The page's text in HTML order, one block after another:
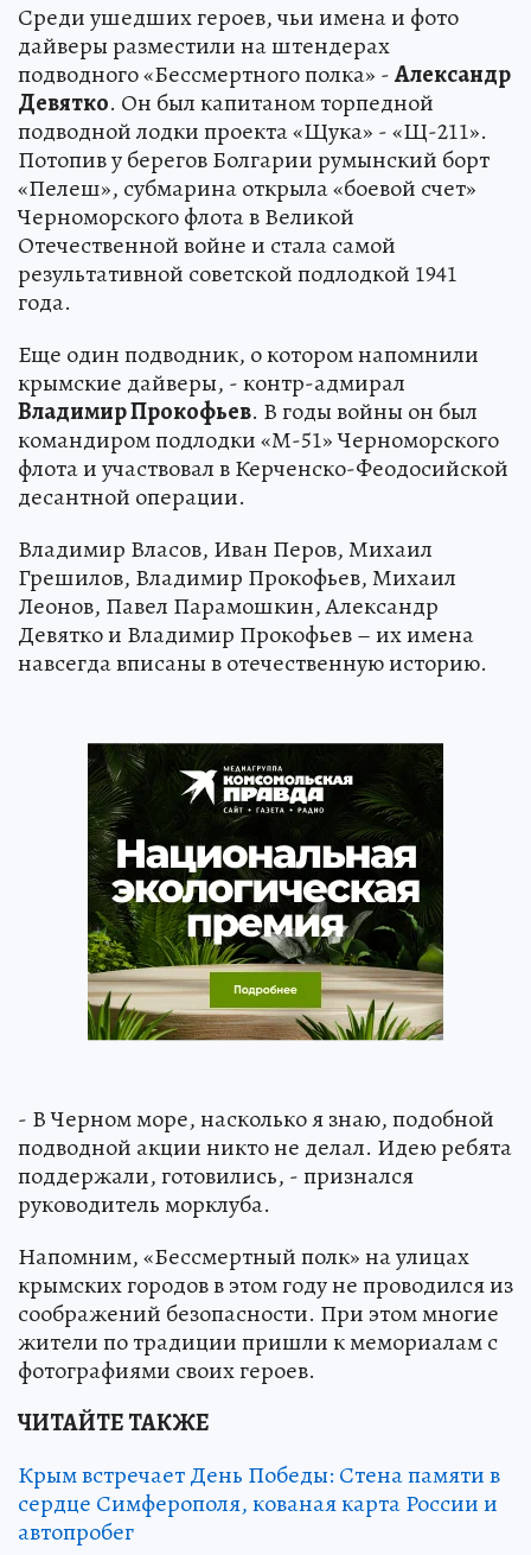
Среди ушедших героев, чьи имена и фото
дайверы разместили на штендерах
подводного «Бессмертного полка» -Александр
Девятко. Он был капитаном торпедной
подводной лодки проекта «Щука» - «Щ-211».
Потопив у берегов Болгарии румынский борт
«Пелеш», субмарина открыла «боевой счет»
Черноморского флота в Великой
Отечественной войне и стала самой
результативной советской подлодкой 1941
года.
Еще один подводник, о котором напомнили
крымские дайверы, - контр-адмирал
Владимир Прокофьев. В годы войны он был
командиром подлодки «М-51» Черноморского
флота и участвовал в Керченско-Феодосийской
десантной операции.
Владимир Власов, Иван Перов, Михаил
Грешилов, Владимир Прокофьев, Михаил
Леонов, Павел Парамошкин, Александр
Девятко и Владимир Прокофьев – их имена
навсегда вписаны в отечественную историю.
- В Черном море, насколько я знаю, подобной
подводной акции никто не делал. Идею ребята
поддержали, готовились, - признался
руководитель морклуба.
Напомним, «Бессмертный полк» на улицах
крымских городов в этом году не проводился из
соображений безопасности. При этом многие
жители по традиции пришли к мемориалам с
фотографиями своих героев.
ЧИТАЙТЕ ТАКЖЕ
Крым встречает День Победы: Стена памяти в
сердце Симферополя, кованая карта России и
автопробег